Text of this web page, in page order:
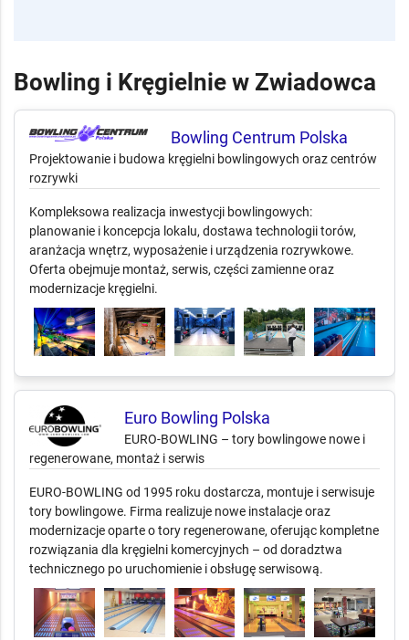
Bowling i Kręgielnie w Zwiadowca
Bowling Centrum Polska
Projektowanie i budowa kręgielni bowlingowych oraz centrów
rozrywki
Kompleksowa realizacja inwestycji bowlingowych:
planowanie i koncepcja lokalu, dostawa technologii torów,
aranżacja wnętrz, wyposażenie i urządzenia rozrywkowe.
Oferta obejmuje montaż, serwis, części zamienne oraz
modernizacje kręgielni.
Euro Bowling Polska
EURO-BOWLING – tory bowlingowe nowe i
regenerowane, montaż i serwis
EURO-BOWLING od 1995 roku dostarcza, montuje i serwisuje
tory bowlingowe. Firma realizuje nowe instalacje oraz
modernizacje oparte o tory regenerowane, oferując kompletne
rozwiązania dla kręgielni komercyjnych – od doradztwa
technicznego po uruchomienie i obsługę serwisową.